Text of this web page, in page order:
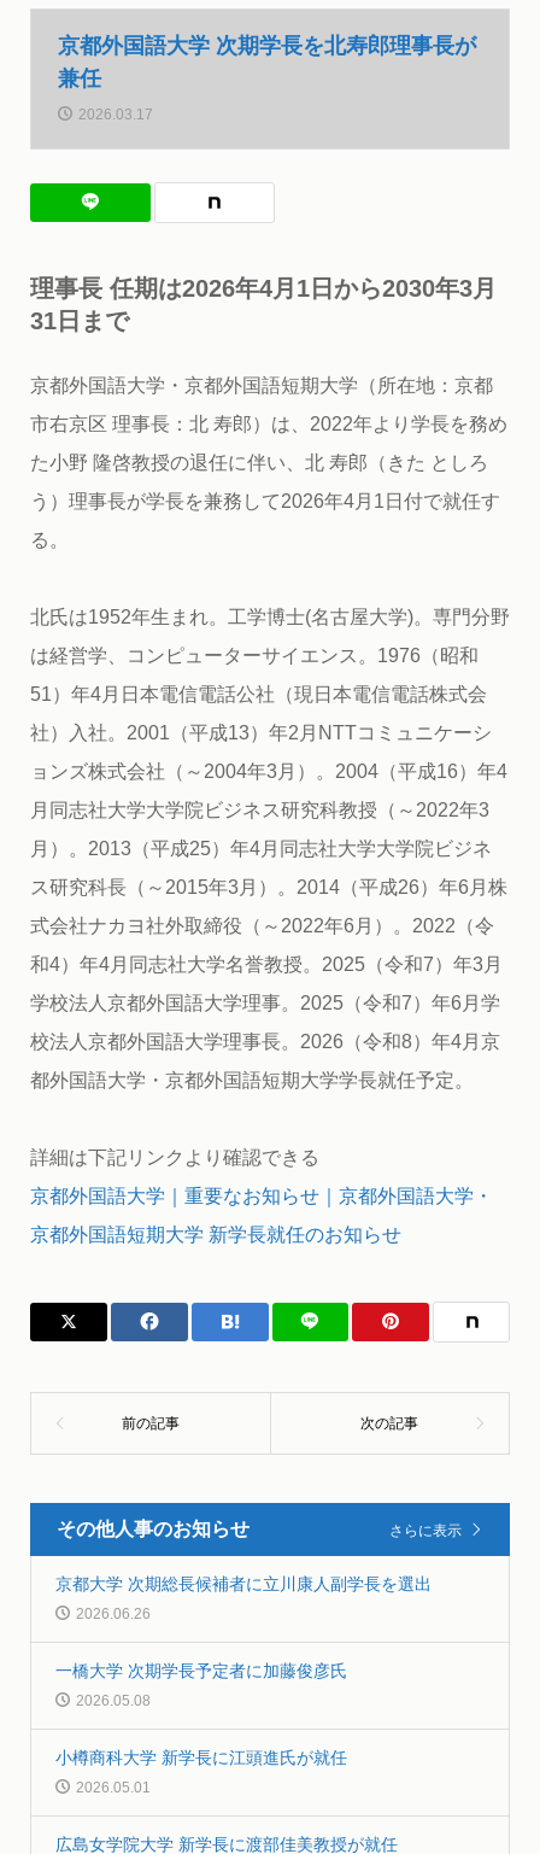
京都外国語大学 次期学長を北寿郎理事長が
兼任
2026.03.17
理事長 任期は2026年4月1日から2030年3月
31日まで
京都外国語大学・京都外国語短期大学（所在地：京都
市右京区 理事長：北 寿郎）は、2022年より学長を務め
た小野 隆啓教授の退任に伴い、北 寿郎（きた としろ
う）理事長が学長を兼務して2026年4月1日付で就任す
る。
北氏は1952年生まれ。工学博士(名古屋大学)。専門分野
は経営学、コンピューターサイエンス。1976（昭和
51）年4月日本電信電話公社（現日本電信電話株式会
社）入社。2001（平成13）年2月NTTコミュニケーシ
ョンズ株式会社（～2004年3月）。2004（平成16）年4
月同志社大学大学院ビジネス研究科教授（～2022年3
月）。2013（平成25）年4月同志社大学大学院ビジネ
ス研究科長（～2015年3月）。2014（平成26）年6月株
式会社ナカヨ社外取締役（～2022年6月）。2022（令
和4）年4月同志社大学名誉教授。2025（令和7）年3月
学校法人京都外国語大学理事。2025（令和7）年6月学
校法人京都外国語大学理事長。2026（令和8）年4月京
都外国語大学・京都外国語短期大学学長就任予定。
詳細は下記リンクより確認できる
京都外国語大学｜重要なお知らせ｜京都外国語大学・
京都外国語短期大学 新学長就任のお知らせ
その他人事のお知らせ さらに表示
京都大学 次期総長候補者に立川康人副学長を選出
2026.06.26
一橋大学 次期学長予定者に加藤俊彦氏
2026.05.08
小樽商科大学 新学長に江頭進氏が就任
2026.05.01
広島女学院大学 新学長に渡部佳美教授が就任